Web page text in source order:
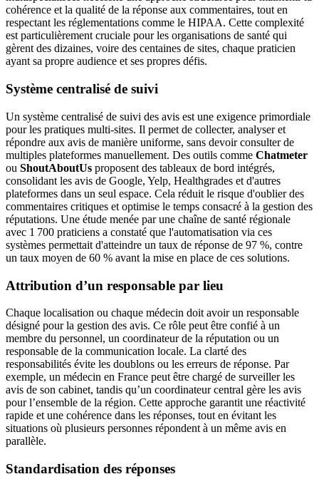
cohérence et la qualité de la réponse aux commentaires, tout en
respectant les réglementations comme le HIPAA. Cette complexité
est particulièrement cruciale pour les organisations de santé qui
gèrent des dizaines, voire des centaines de sites, chaque praticien
ayant sa propre audience et ses propres défis.
Système centralisé de suivi
Un système centralisé de suivi des avis est une exigence primordiale
pour les pratiques multi-sites. Il permet de collecter, analyser et
répondre aux avis de manière uniforme, sans devoir consulter de
multiples plateformes manuellement. Des outils comme Chatmeter
ou ShoutAboutUs proposent des tableaux de bord intégrés,
consolidant les avis de Google, Yelp, Healthgrades et d'autres
plateformes dans un seul espace. Cela réduit le risque d'oublier des
commentaires critiques et optimise le temps consacré à la gestion des
réputations. Une étude menée par une chaîne de santé régionale
avec 1 700 praticiens a constaté que l'automatisation via ces
systèmes permettait d'atteindre un taux de réponse de 97 %, contre
un taux moyen de 60 % avant la mise en place de ces solutions.
Attribution d’un responsable par lieu
Chaque localisation ou chaque médecin doit avoir un responsable
désigné pour la gestion des avis. Ce rôle peut être confié à un
membre du personnel, un coordinateur de la réputation ou un
responsable de la communication locale. La clarté des
responsabilités évite les doublons ou les erreurs de réponse. Par
exemple, un médecin en France peut être chargé de surveiller les
avis de son cabinet, tandis qu’un coordinateur central gère les avis
pour l’ensemble de la région. Cette approche garantit une réactivité
rapide et une cohérence dans les réponses, tout en évitant les
situations où plusieurs personnes répondent à un même avis en
parallèle.
Standardisation des réponses